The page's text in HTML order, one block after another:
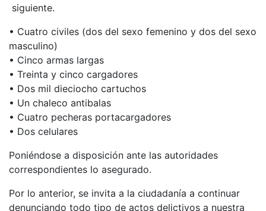
siguiente.
• Cuatro civiles (dos del sexo femenino y dos del sexo
masculino)
• Cinco armas largas
• Treinta y cinco cargadores
• Dos mil dieciocho cartuchos
• Un chaleco antibalas
• Cuatro pecheras portacargadores
• Dos celulares
Poniéndose a disposición ante las autoridades
correspondientes lo asegurado.
Por lo anterior, se invita a la ciudadanía a continuar
denunciando todo tipo de actos delictivos a nuestra